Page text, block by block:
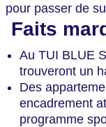
pour passer de
Faits
Au TUI BLUE
trouveront un
Des
encadrement
programme